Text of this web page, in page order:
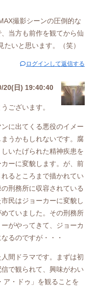
撮影シーンの圧倒的な
当方も前作を観てから仙
いと思います。（笑）
ログインして返信する
20(日) 19:40:40
ございます。
に出てくる悪役のイメー
うかもしれないです。腐
いたげられた精神疾患を
ーに変貌します。が、前
るところまで描かれてい
刑務所に収容されている
民はジョーカーに変貌し
ていました。その刑務所
がやってきて、ジョーカ
るのですが・・・
間ドラマです。まずは初
で観られて、興味がわい
ア・ドゥ」を観ることを